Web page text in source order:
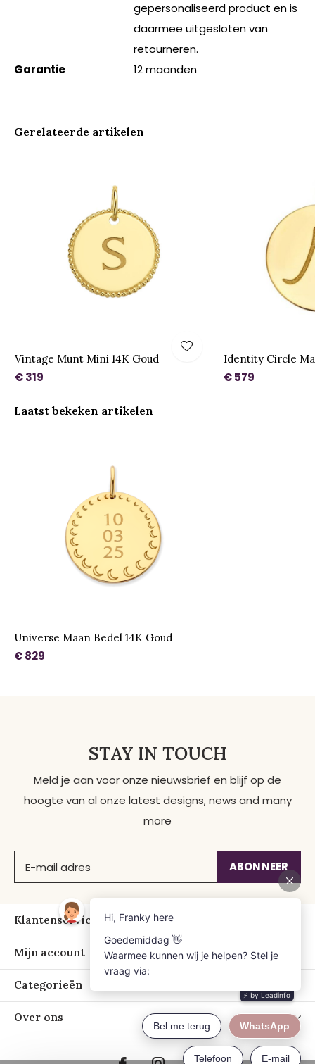
gepersonaliseerd product en is
daarmee uitgesloten van
retourneren.
Garantie
12 maanden
Gerelateerde artikelen
Vintage Munt Mini 14K Goud
€ 319
Identity Circle
€ 579
Laatst bekeken artikelen
Universe Maan Bedel 14K Goud
€ 829
STAY IN TOUCH
Meld je aan voor onze nieuwsbrief en blijf op de
hoogte van al onze latest designs, news and many
more
ABONNEER
Klantenservice
Mijn account
Categorieën
Over ons